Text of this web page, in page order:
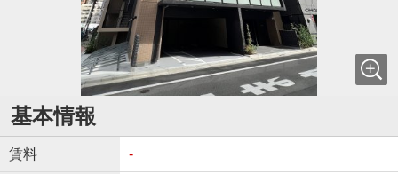
基本情報
賃料 -